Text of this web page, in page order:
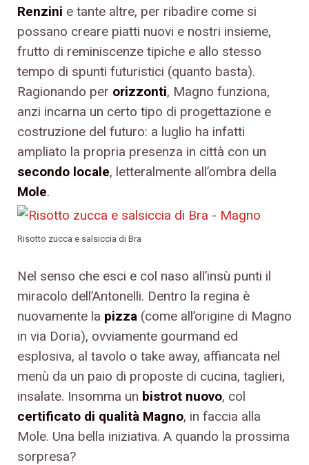
Renzini e tante altre, per ribadire come si
possano creare piatti nuovi e nostri insieme,
frutto di reminiscenze tipiche e allo stesso
tempo di spunti futuristici (quanto basta).
Ragionando per orizzonti, Magno funziona,
anzi incarna un certo tipo di progettazione e
costruzione del futuro: a luglio ha infatti
ampliato la propria presenza in città con un
secondo locale, letteralmente all’ombra della
Mole.
Risotto zucca e salsiccia di Bra
Nel senso che esci e col naso all’insù punti il
miracolo dell’Antonelli. Dentro la regina è
nuovamente la pizza (come all’origine di Magno
in via Doria), ovviamente gourmand ed
esplosiva, al tavolo o take away, affiancata nel
menù da un paio di proposte di cucina, taglieri,
insalate. Insomma un bistrot nuovo, col
certificato di qualità Magno, in faccia alla
Mole. Una bella iniziativa. A quando la prossima
sorpresa?